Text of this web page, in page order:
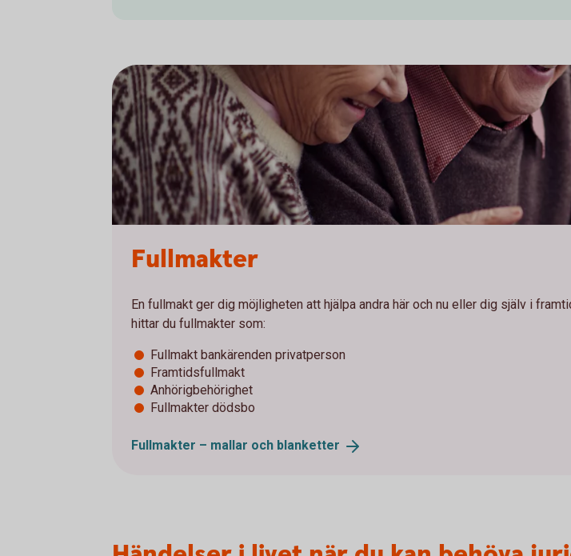
Fullmakter
En fullmakt ger dig möjligheten att hjälpa andra här och nu eller dig själv i
hittar du fullmakter som:
Fullmakt bankärenden privatperson
Framtidsfullmakt
Anhörigbehörighet
Fullmakter dödsbo
Fullmakter – mallar och blanketter